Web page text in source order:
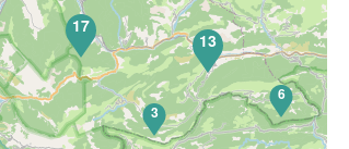
3
6
13
17